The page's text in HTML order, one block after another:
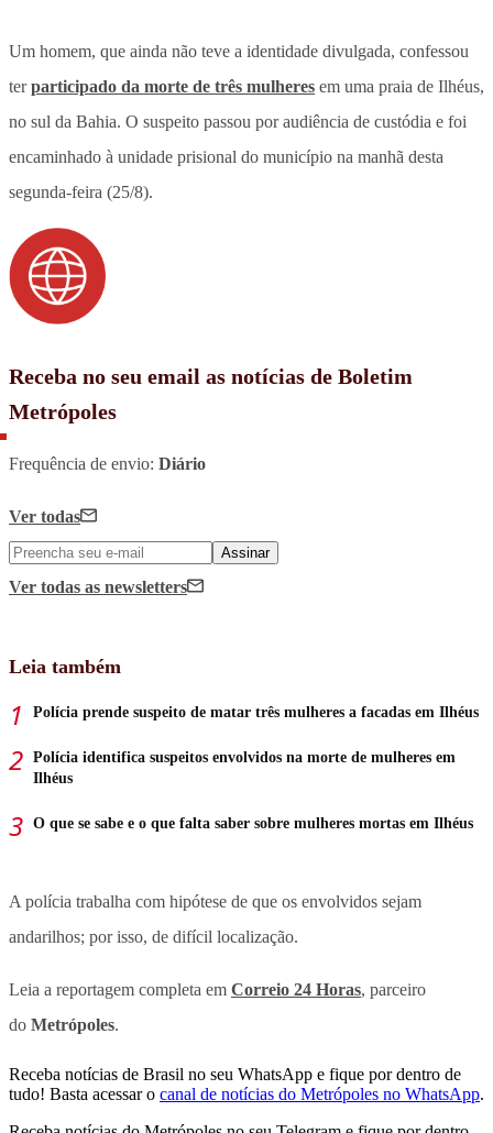
Um homem, que ainda não teve a identidade divulgada, confessou
terparticipado da morte de três mulheres em uma praia de Ilhéus,
no sul da Bahia. O suspeito passou por audiência de custódia e foi
encaminhado à unidade prisional do município na manhã desta
segunda-feira (25/8).
Receba no seu email as notícias de Boletim
Metrópoles
Frequência de envio: Diário
Ver todas
Assinar
Ver todas as newsletters
Leia também
Polícia prende suspeito de matar três mulheres a facadas em Ilhéus
Polícia identifica suspeitos envolvidos na morte de mulheres em
Ilhéus
O que se sabe e o que falta saber sobre mulheres mortas em Ilhéus
A polícia trabalha com hipótese de que os envolvidos sejam
andarilhos; por isso, de difícil localização.
Leia a reportagem completa em Correio 24 Horas, parceiro
do Metrópoles.
Receba notícias de Brasil no seu WhatsApp e fique por dentro de
tudo! Basta acessar o canal de notícias do Metrópoles no WhatsApp.